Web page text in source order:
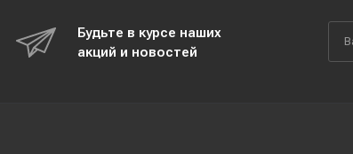
Будьте в курсе наших
акций и новостей